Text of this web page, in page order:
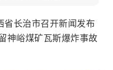
省长治市召开新闻发布
神峪煤矿瓦斯爆炸事故